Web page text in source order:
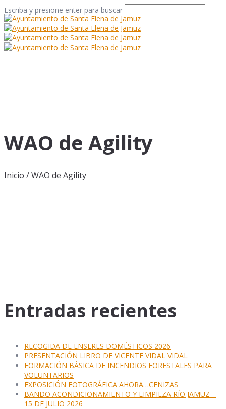
Escriba y presione enter para buscar
WAO de Agility
Inicio /WAO de Agility
Entradas recientes
RECOGIDA DE ENSERES DOMÉSTICOS 2026
PRESENTACIÓN LIBRO DE VICENTE VIDAL VIDAL
FORMACIÓN BÁSICA DE INCENDIOS FORESTALES PARA
VOLUNTARIOS
EXPOSICIÓN FOTOGRÁFICA AHORA…CENIZAS
BANDO ACONDICIONAMIENTO Y LIMPIEZA RÍO JAMUZ –
15 DE JULIO 2026